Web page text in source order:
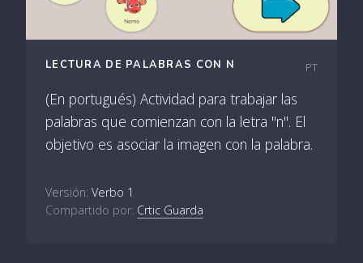
LECTURA DE PALABRAS CON N PT
(En portugués) Actividad para trabajar las
palabras que comienzan con la letra "n". El
objetivo es asociar la imagen con la palabra.
Versión: Verbo 1
Compartido por: Crtic Guarda